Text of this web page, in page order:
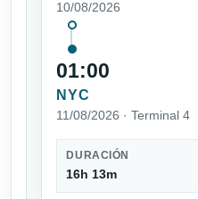
10/08/2026
01:00
NYC
11/08/2026 · Terminal 4
DURACIÓN
16h 13m